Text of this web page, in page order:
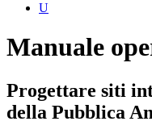
U
Manuale
Progettare siti
della Pubblica